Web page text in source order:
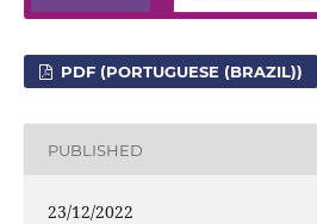
PDF (PORTUGUESE (BRAZIL))
PUBLISHED
23/12/2022